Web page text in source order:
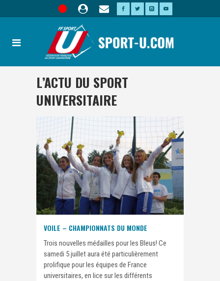
L’ACTU DU SPORT
UNIVERSITAIRE
VOILE – CHAMPIONNATS DU MONDE
Trois nouvelles médailles pour les Bleus! Ce
samedi 5 juillet aura été particulièrement
prolifique pour les équipes de France
universitaires, en lice sur les différents